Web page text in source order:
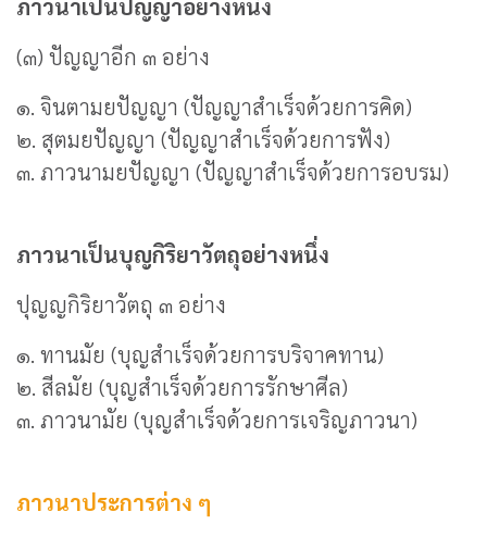
ภาวนาเป็นปัญญาอย่างหนึ่ง
(๓) ปัญญาอีก ๓ อย่าง
๑. จินตามยปัญญา (ปัญญาสำเร็จด้วยการคิด)
๒. สุตมยปัญญา (ปัญญาสำเร็จด้วยการฟัง)
๓. ภาวนามยปัญญา (ปัญญาสำเร็จด้วยการอบรม)
ภาวนาเป็นบุญกิริยาวัตถุอย่างหนึ่ง
ปุญญกิริยาวัตถุ ๓ อย่าง
๑. ทานมัย (บุญสำเร็จด้วยการบริจาคทาน)
๒. สีลมัย (บุญสำเร็จด้วยการรักษาศีล)
๓. ภาวนามัย (บุญสำเร็จด้วยการเจริญภาวนา)
ภาวนาประการต่าง ๆ